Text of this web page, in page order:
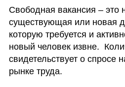
Свободная вакансия – это
существующая или новая
которую требуется и
новый человек извне.
свидетельствует о спросе
рынке труда.